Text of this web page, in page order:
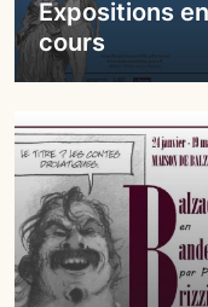
Expositions en
cours